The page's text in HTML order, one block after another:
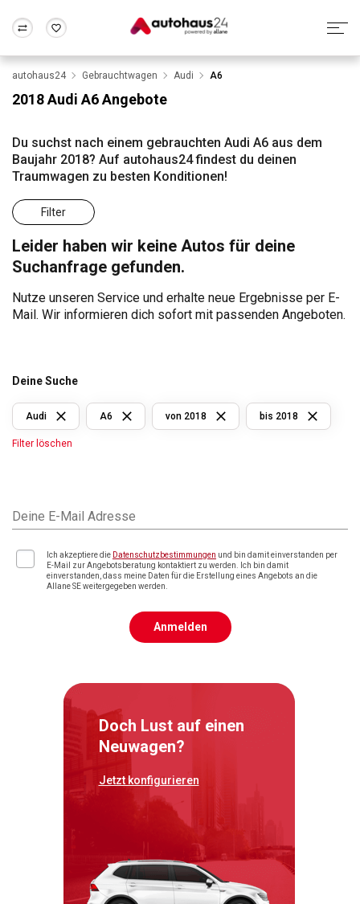
Wir bewerten dein Auto
Alle Fragen & Antworten
Rund um die Inzahlungnahme
Frankfurt Wuppertal
autohaus24 Gebrauchtwagen Audi A6
2018 Audi A6 Angebote
Du suchst nach einem gebrauchten Audi A6 aus dem
Baujahr 2018? Auf autohaus24 findest du deinen
Traumwagen zu besten Konditionen!
Filter
Leider haben wir keine Autos für deine
Suchanfrage gefunden.
Nutze unseren Service und erhalte neue Ergebnisse per E-
Mail. Wir informieren dich sofort mit passenden Angeboten.
Deine Suche
Audi A6 von 2018 bis 2018
Filter löschen
Deine E-Mail Adresse
Ich akzeptiere die Datenschutzbestimmungen und bin damit einverstanden per
E-Mail zur Angebotsberatung kontaktiert zu werden. Ich bin damit
einverstanden, dass meine Daten für die Erstellung eines Angebots an die
Allane SE weitergegeben werden.
Anmelden
Doch Lust auf einen
Neuwagen?
Jetzt konfigurieren